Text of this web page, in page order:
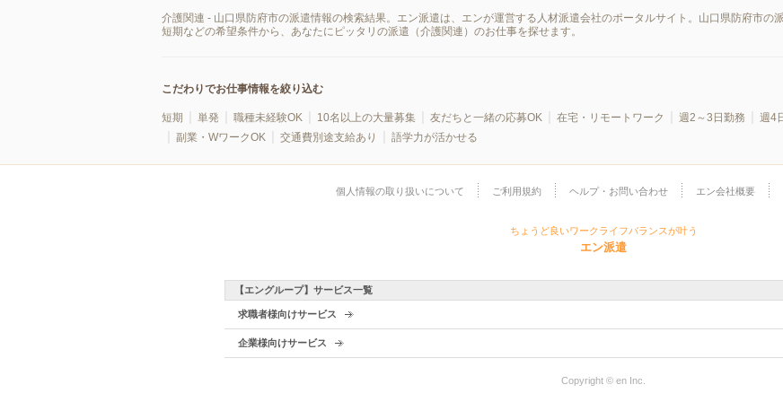
介護関連 - 山口県防府市の派遣情報の検索結果。エン派遣は、エンが運営する人材派遣会社のポータルサイト。山口県防府市の
短期などの希望条件から、あなたにピッタリの派遣（介護関連）のお仕事を探せます。
こだわりでお仕事情報を絞り込む
短期 単発 職種未経験OK 10名以上の大量募集 友だちと一緒の応募OK 在宅・リモートワーク 週2～3日勤務 週4
副業・WワークOK
交通費別途支給あり 語学力が活かせる
個人情報の取り扱いについて ご利用規約 ヘルプ・お問い合わせ エン会社概要
ちょうど良いワークライフバランスが叶う
エン派遣
【エングループ】サービス一覧
求職者様向けサービス
企業様向けサービス
Copyright © en Inc.